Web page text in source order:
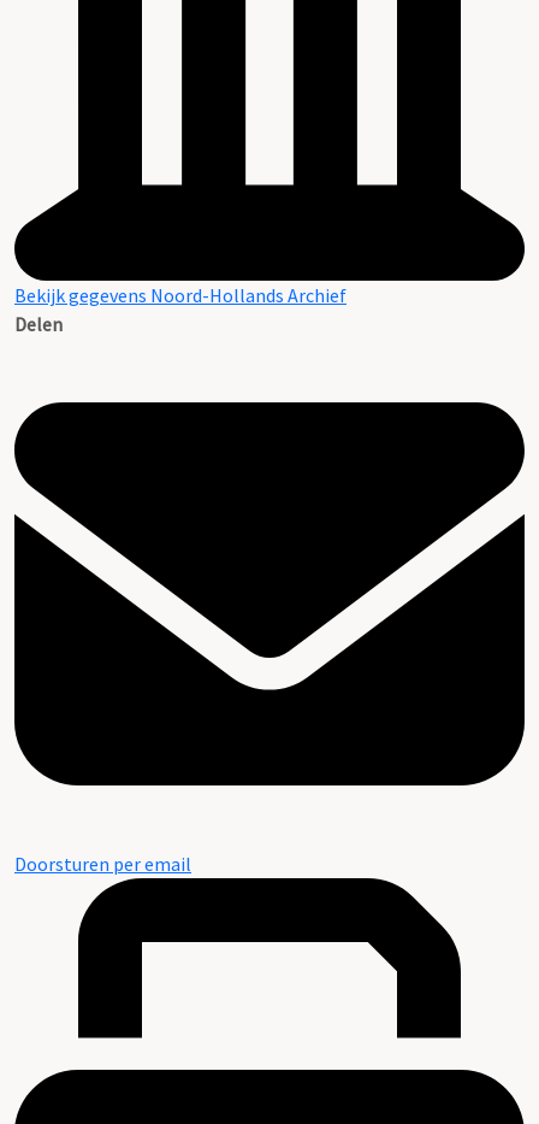
Bekijk gegevens Noord-Hollands Archief
Delen
Doorsturen per email